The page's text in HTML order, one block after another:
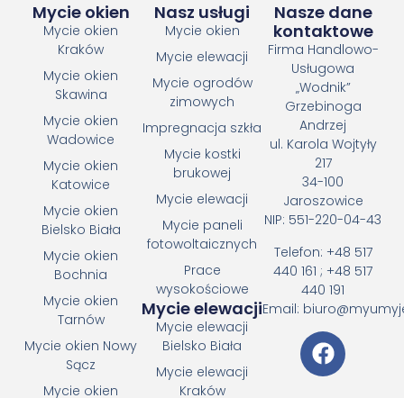
Nasz usługi
Mycie okien
Mycie elewacji
Mycie ogrodów
zimowych
Impregnacja szkła
Mycie kostki
brukowej
Mycie elewacji
Mycie paneli
fotowoltaicznych
Prace
wysokościowe
Mycie elewacji
Mycie elewacji
Bielsko Biała
Mycie elewacji
Kraków
Mycie okien
Mycie okien
Kraków
Mycie okien
Skawina
Mycie okien
Wadowice
Mycie okien
Katowice
Mycie okien
Bielsko Biała
Mycie okien
Bochnia
Mycie okien
Tarnów
Mycie okien Nowy
Sącz
Mycie okien
Nasze dane
kontaktowe
Firma Handlowo-
Usługowa
„Wodnik”
Grzebinoga
Andrzej
ul. Karola Wojtyły
217
34-100
Jaroszowice
NIP: 551-220-04-43
Telefon: +48 517
440 161 ; +48 517
440 191
Email: